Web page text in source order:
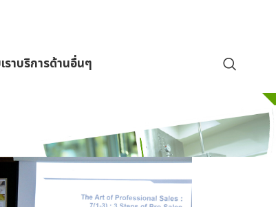
ราบริการด้านอื่นๆ